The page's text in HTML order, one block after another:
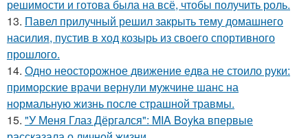
решимости и готова была на всё, чтобы получить роль.
13. Павел прилучный решил закрыть тему домашнего
насилия, пустив в ход козырь из своего спортивного
прошлого.
14. Одно неосторожное движение едва не стоило руки:
приморские врачи вернули мужчине шанс на
нормальную жизнь после страшной травмы.
15. "У Меня Глаз Дёргался": MIA Boyka впервые